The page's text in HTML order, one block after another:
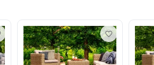
favorite_border